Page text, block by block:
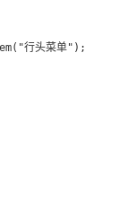
行头菜单");